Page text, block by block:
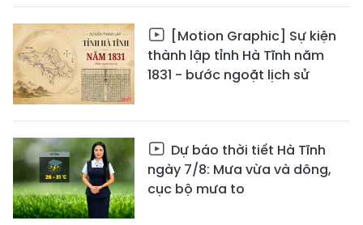
[Motion Graphic] Sự kiện
thành lập tỉnh Hà Tĩnh năm
1831 - bước ngoặt lịch sử
Dự báo thời tiết Hà Tĩnh
ngày 7/8: Mưa vừa và dông,
cục bộ mưa to